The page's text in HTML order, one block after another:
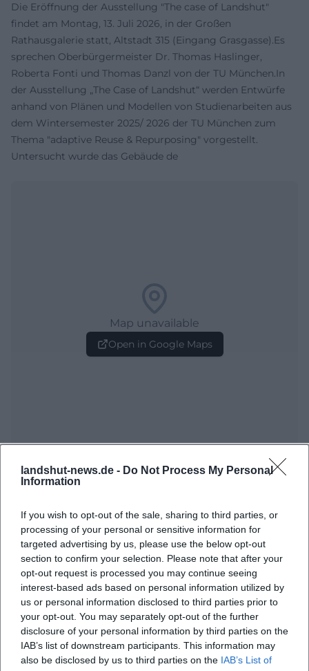
landshut-news.de - Do Not Process My Personal
Information
If you wish to opt-out of the sale, sharing to third parties, or
processing of your personal or sensitive information for
targeted advertising by us, please use the below opt-out
section to confirm your selection. Please note that after your
opt-out request is processed you may continue seeing
interest-based ads based on personal information utilized by
us or personal information disclosed to third parties prior to
your opt-out. You may separately opt-out of the further
disclosure of your personal information by third parties on the
IAB’s list of downstream participants. This information may
also be disclosed by us to third parties on the IAB’s List of
Die Eröffnung der Ausstellung "The case of Landshut"
findet am Montag, 13. Juli 2026, in der Großen
Rathausgalerie statt, Altstadt 315 (Eingang Grasgasse).Es
sprechen Oberbürgermeister Dr. Thomas Haslinger,
Roberta Fonti und Thomas Danzl von der TU München.In
der Ausstellung „The Case of Landshut“ werden Entwürfe
anhand von Plänen und Modellen von Studienarbeiten aus
dem Wintersemester 2025/ 2026 der TU München zum
Thema "adaptive Reuse & Repurposing" vorgestellt.
Untersucht wurde das Gebäude de
Map unavailable
Open in Google Maps